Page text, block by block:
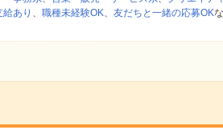
あり 、 職種未経験OK、 友だちと一緒の応募OK